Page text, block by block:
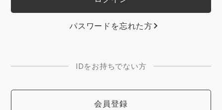
パスワードを忘れた方
IDをお持ちでない方
会員登録